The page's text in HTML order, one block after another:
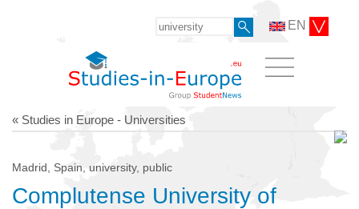
EN
« Studies in Europe - Universities
Madrid, Spain, university, public
Complutense University of